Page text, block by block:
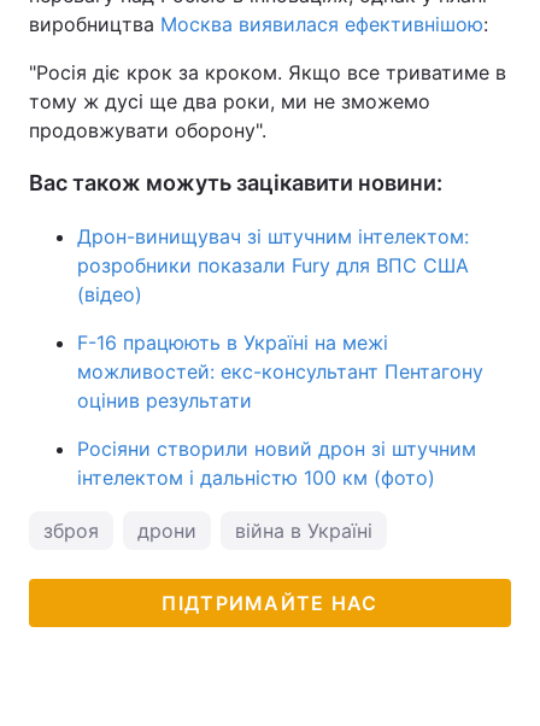
виробництва Москва виявилася ефективнішою:
"Росія діє крок за кроком. Якщо все триватиме в
тому ж дусі ще два роки, ми не зможемо
продовжувати оборону".
Вас також можуть зацікавити новини:
Дрон-винищувач зі штучним інтелектом:
розробники показали Fury для ВПС США
(відео)
F-16 працюють в Україні на межі
можливостей: екс-консультант Пентагону
оцінив результати
Росіяни створили новий дрон зі штучним
інтелектом і дальністю 100 км (фото)
зброя дрони війна в Україні
ПІДТРИМАЙТЕ НАС